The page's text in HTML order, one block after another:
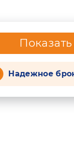
Надежное